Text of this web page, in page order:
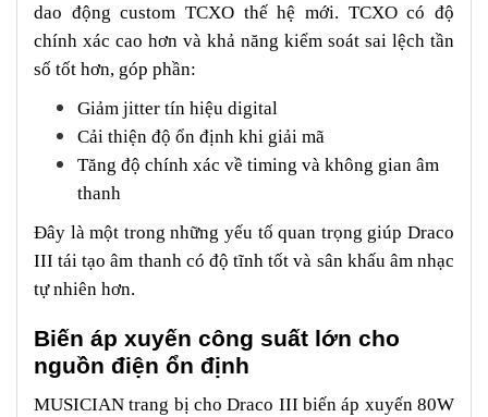
dao động custom TCXO thế hệ mới. TCXO có độ
chính xác cao hơn và khả năng kiểm soát sai lệch tần
số tốt hơn, góp phần:
Giảm jitter tín hiệu digital
Cải thiện độ ổn định khi giải mã
Tăng độ chính xác về timing và không gian âm
thanh
Đây là một trong những yếu tố quan trọng giúp Draco
III tái tạo âm thanh có độ tĩnh tốt và sân khấu âm nhạc
tự nhiên hơn.
Biến áp xuyến công suất lớn cho
nguồn điện ổn định
MUSICIAN trang bị cho Draco III biến áp xuyến 80W